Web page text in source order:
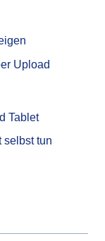
Upload
Tablet
selbst tun